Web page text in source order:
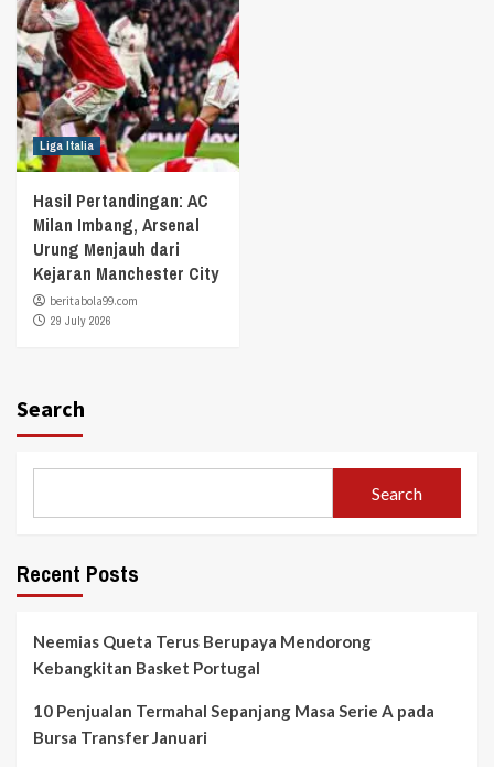
Liga Italia
Hasil Pertandingan: AC
Milan Imbang, Arsenal
Urung Menjauh dari
Kejaran Manchester City
beritabola99.com
29 July 2026
Search
Search
Recent Posts
Neemias Queta Terus Berupaya Mendorong
Kebangkitan Basket Portugal
10 Penjualan Termahal Sepanjang Masa Serie A pada
Bursa Transfer Januari